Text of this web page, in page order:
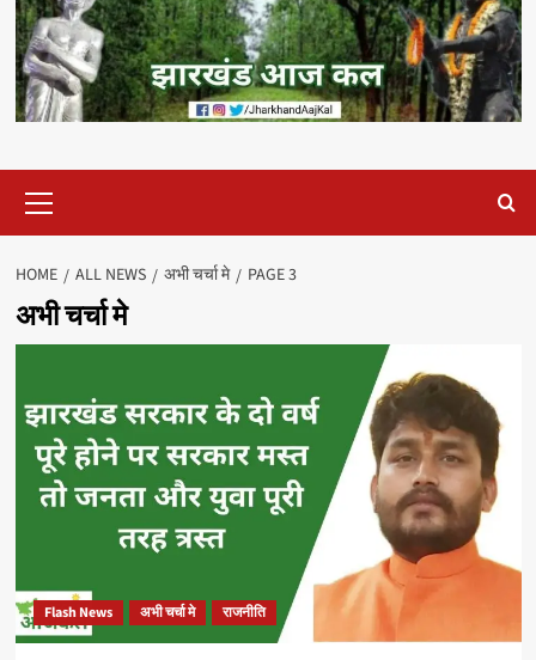
Menu
HOME ALL NEWS अभी चर्चा मे PAGE 3
अभी चर्चा मे
Flash News अभी चर्चा मे राजनीति